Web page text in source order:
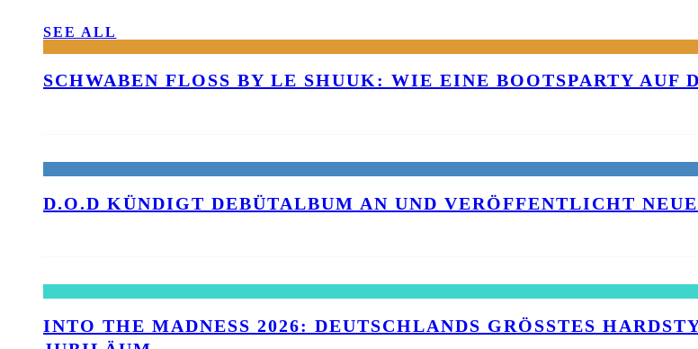
SEE ALL
SCHWABEN FLOSS BY LE SHUUK: WIE EINE BOOTSPARTY AUF
D.O.D KÜNDIGT DEBÜTALBUM AN UND VERÖFFENTLICHT
INTO THE MADNESS 2026: DEUTSCHLANDS GRÖSSTES